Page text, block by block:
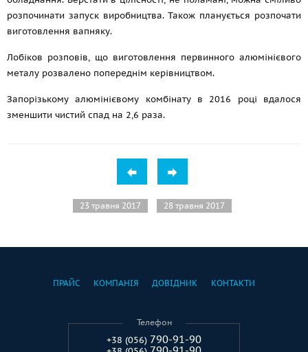
розпочинати запуск виробництва. Також планується розпочати
виготовлення вапняку.
Лобіков розповів, що виготовлення первинного алюмінієвого
металу розвалено попереднім керівництвом.
Запорізькому алюмінієвому комбінату в 2016 році вдалося
зменшити чистий спад на 2,6 раза.
23 травня 2017 28 травня 2017
ПРАЙС КОМПАНІЯ ДОВІДНИК КОНТАКТИ
Телефон
+38 (056) 790-91-90